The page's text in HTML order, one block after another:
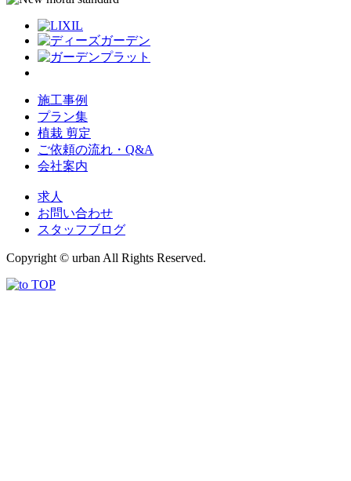
施工事例
プラン集
植栽 剪定
ご依頼の流れ・Q&A
会社案内
求人
お問い合わせ
スタッフブログ
Copyright © urban All Rights Reserved.